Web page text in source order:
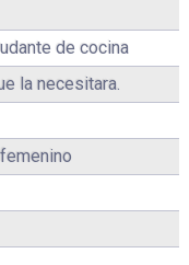
de cocina
la necesitara.